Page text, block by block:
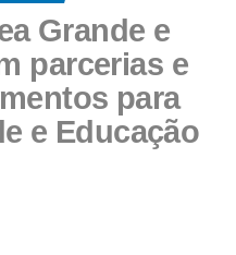
Grande e
parcerias e
para
e Educação